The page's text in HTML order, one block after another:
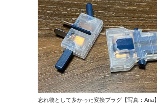
忘れ物として多かった変換プラグ【写真：Ana】